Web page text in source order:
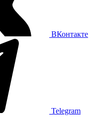
ВКонтакте
Telegram